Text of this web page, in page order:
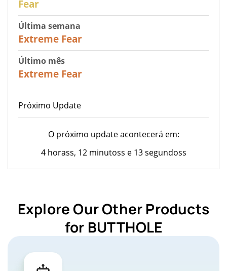
Fear
Última semana
Extreme Fear
Último mês
Extreme Fear
Próximo Update
O próximo update acontecerá em:
4 horass, 12 minutoss e 13 segundoss
Explore Our Other Products
for BUTTHOLE